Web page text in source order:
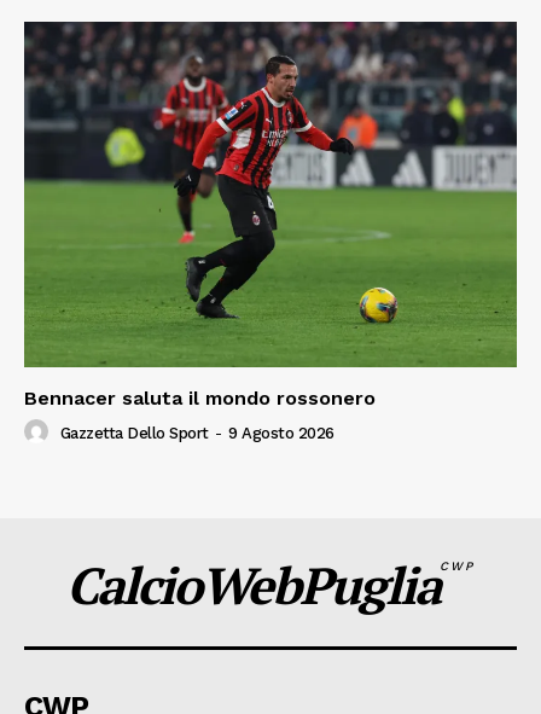
Bennacer saluta il mondo rossonero
Gazzetta Dello Sport - 9 Agosto 2026
CalcioWebPugliaCWP
CWP